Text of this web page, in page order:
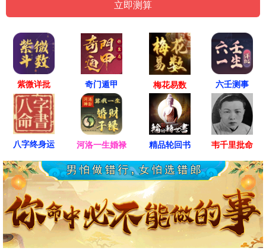
紫微详批 奇门遁甲 梅花易数 六壬测事
八字终身运 河洛一生婚禄 精品轮回书 韦千里批命